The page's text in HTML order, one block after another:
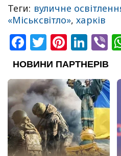
Теги: вуличне
«Міськсвітло»,харків
Facebook
Twitter